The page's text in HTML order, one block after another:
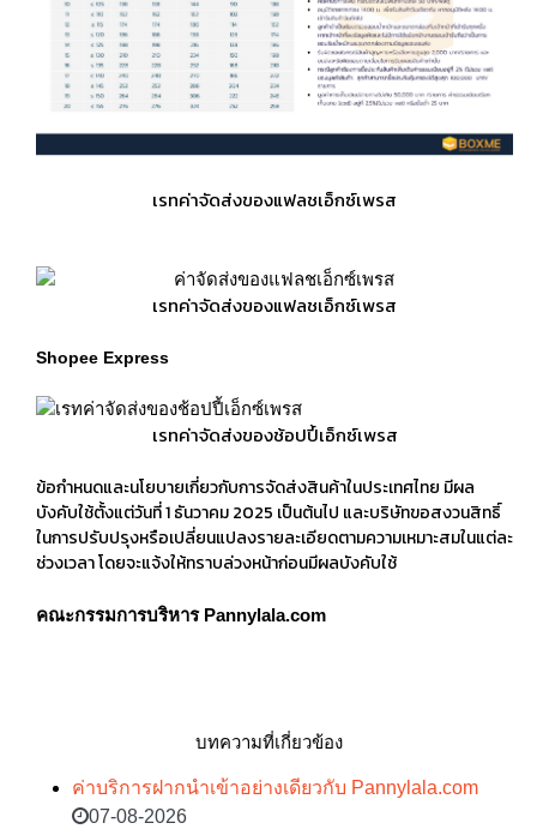
เรทค่าจัดส่งของแฟลชเอ็กซ์เพรส
เรทค่าจัดส่งของแฟลชเอ็กซ์เพรส
Shopee Express
เรทค่าจัดส่งของช้อปปี้เอ็กซ์เพรส
ข้อกำหนดและนโยบายเกี่ยวกับการจัดส่งสินค้าในประเทศไทย มีผล
บังคับใช้ตั้งแต่วันที่ 1 ธันวาคม 2025 เป็นต้นไป และบริษัทขอสงวนสิทธิ์
ในการปรับปรุงหรือเปลี่ยนแปลงรายละเอียดตามความเหมาะสมในแต่ละ
ช่วงเวลา โดยจะแจ้งให้ทราบล่วงหน้าก่อนมีผลบังคับใช้
คณะกรรมการบริหาร Pannylala.com
บทความที่เกี่ยวข้อง
ค่าบริการฝากนำเข้าอย่างเดียวกับ Pannylala.com
07-08-2026